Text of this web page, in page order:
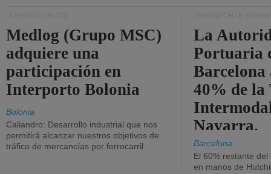
Medlog (Grupo MSC)
adquiere una
participación en
Interporto Bolonia
Bolonia
Caliandro: Desarrollo industrial que nos
permitirá alcanzar nuestros objetivos de
tráfico de mercancías por ferrocarril.
La
Portuaria
40% de la
Navarra.
Barcelona
El 60% restante
en manos de